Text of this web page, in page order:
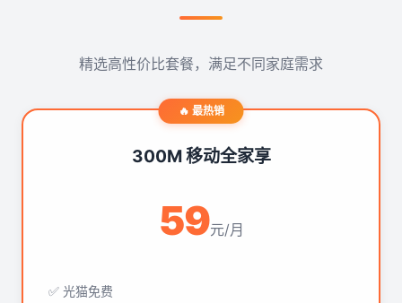
精选高性价比套餐，满足不同家庭需求
🔥 最热销
300M 移动全家享
59元/月
✅ 光猫免费